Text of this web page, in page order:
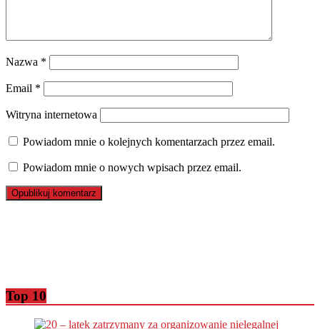
Nazwa *
Email *
Witryna internetowa
Powiadom mnie o kolejnych komentarzach przez email.
Powiadom mnie o nowych wpisach przez email.
Top 10